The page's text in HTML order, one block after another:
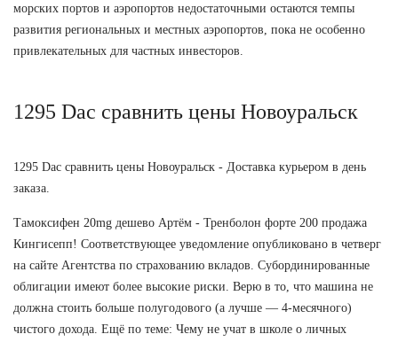
морских портов и аэропортов недостаточными остаются темпы
развития региональных и местных аэропортов, пока не особенно
привлекательных для частных инвесторов.
1295 Dac сравнить цены Новоуральск
1295 Dac сравнить цены Новоуральск - Доставка курьером в день
заказа.
Тамоксифен 20mg дешево Артём - Тренболон форте 200 продажа
Кингисепп! Соответствующее уведомление опубликовано в четверг
на сайте Агентства по страхованию вкладов. Субординированные
облигации имеют более высокие риски. Верю в то, что машина не
должна стоить больше полугодового (а лучше — 4-месячного)
чистого дохода. Ещё по теме: Чему не учат в школе о личных